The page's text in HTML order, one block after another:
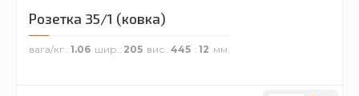
Розетка 35/1 (ковка)
вага/кг. 1.06 шир. 205 вис. 445 12